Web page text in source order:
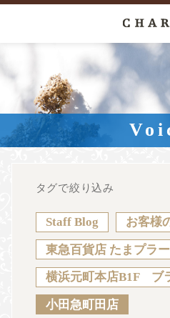
New
News Blog
タグで絞り込み
Staff Blog お客様
東急百貨店 たまプラ
横浜元町本店B1F ブ
小田急町田店